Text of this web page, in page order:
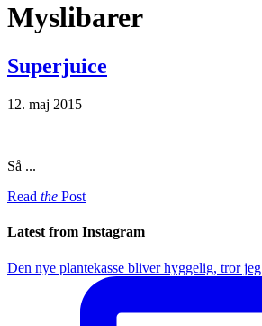
Myslibarer
Superjuice
12. maj 2015
Så ...
Read the Post
Latest from Instagram
Den nye plantekasse bliver hyggelig, tror jeg